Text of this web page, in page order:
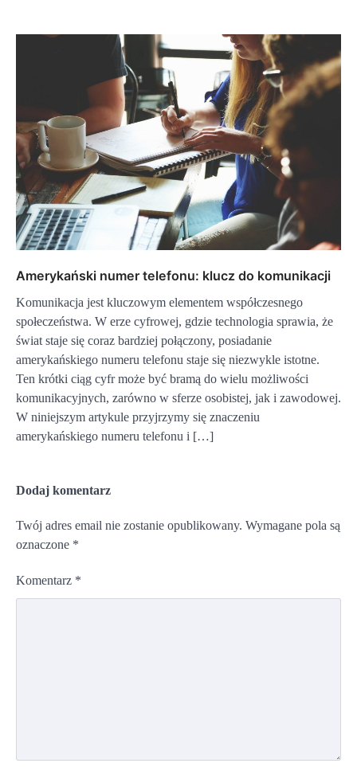
Amerykański numer telefonu: klucz do komunikacji
Komunikacja jest kluczowym elementem współczesnego
społeczeństwa. W erze cyfrowej, gdzie technologia sprawia, że
świat staje się coraz bardziej połączony, posiadanie
amerykańskiego numeru telefonu staje się niezwykle istotne.
Ten krótki ciąg cyfr może być bramą do wielu możliwości
komunikacyjnych, zarówno w sferze osobistej, jak i zawodowej.
W niniejszym artykule przyjrzymy się znaczeniu
amerykańskiego numeru telefonu i […]
Dodaj komentarz
Twój adres email nie zostanie opublikowany. Wymagane pola są
oznaczone *
Komentarz *